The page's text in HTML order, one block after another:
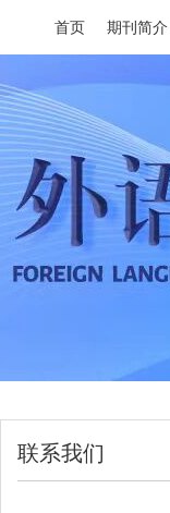
首页 期刊简介
联系我们